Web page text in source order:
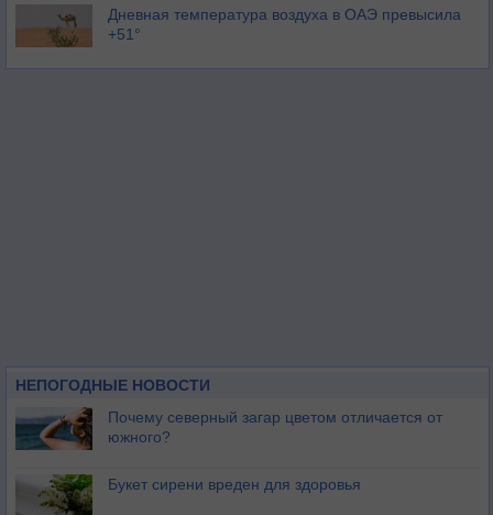
Дневная температура воздуха в ОАЭ превысила
+51°
НЕПОГОДНЫЕ НОВОСТИ
Почему северный загар цветом отличается от
южного?
Букет сирени вреден для здоровья